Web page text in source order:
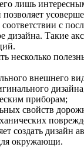
лишь
с
дизайна. Такие
несколько
внешнего
приборам;
свойств
создать дизайн
окружающи.